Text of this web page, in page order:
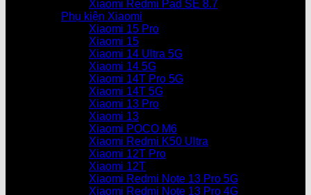
Xiaomi Redmi Pad SE 8.7
Phụ kiện Xiaomi
Xiaomi 15 Pro
Xiaomi 15
Xiaomi 14 Ultra 5G
Xiaomi 14 5G
Xiaomi 14T Pro 5G
Xiaomi 14T 5G
Xiaomi 13 Pro
Xiaomi 13
Xiaomi POCO M6
Xiaomi Redmi K50 Ultra
Xiaomi 12T Pro
Xiaomi 12T
Xiaomi Redmi Note 13 Pro 5G
Xiaomi Redmi Note 13 Pro 4G